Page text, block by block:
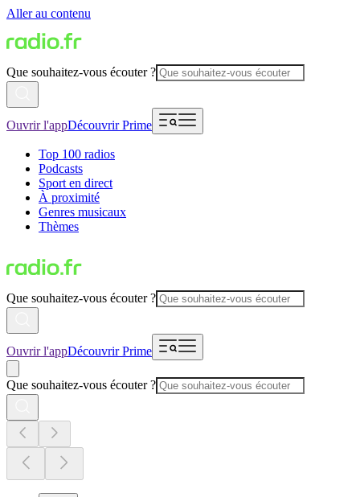
Aller au contenu
Que souhaitez-vous écouter ?
Ouvrir l'appDécouvrir Prime
Top 100 radios
Podcasts
Sport en direct
À proximité
Genres musicaux
Thèmes
Que souhaitez-vous écouter ?
Ouvrir l'appDécouvrir Prime
Que souhaitez-vous écouter ?